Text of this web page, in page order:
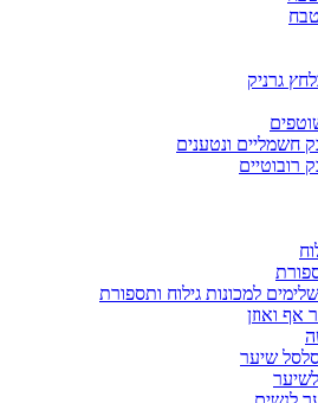
גרניק
חשמליים ונטענים
רובוטיים
למכונות גילוח ותספורת
אף ואוזן
שיער